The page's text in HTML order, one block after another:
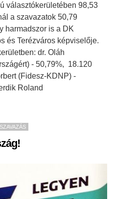
választókerületében 98,53
a szavazatok 50,79
harmadszor is a DK
és Terézváros képviselője.
dr. Oláh
- 50,79%, 18.120
(Fidesz-KDNP) -
Roland